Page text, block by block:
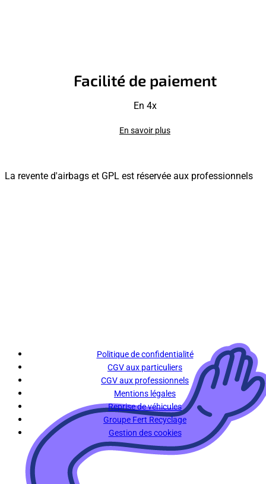
Facilité de paiement
En 4x
En savoir plus
La revente d'airbags et GPL est réservée aux professionnels
Politique de confidentialité
CGV aux particuliers
CGV aux professionnels
Mentions légales
Reprise de véhicules
Groupe Fert Recyclage
Gestion des cookies